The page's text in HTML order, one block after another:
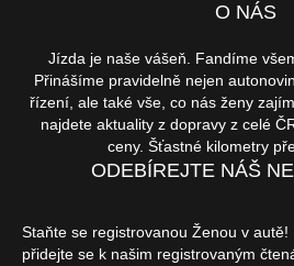
O NÁS
Jízda je naše vášeň. Fandíme
Přinášíme pravidelně nejen
řízení, ale také vše, co nás ženy
najdete aktuality z dopravy z celé
ceny. Šťastné kilometry
ODEBÍREJTE NÁŠ
Staňte se registrovanou Ženou v
přidejte se k našim registrovaným